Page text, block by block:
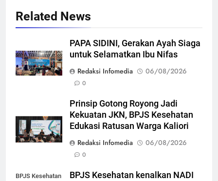
Related News
PAPA SIDINI, Gerakan Ayah Siaga
untuk Selamatkan Ibu Nifas
Redaksi Infomedia
06/08/2026
0
Prinsip Gotong Royong Jadi
Kekuatan JKN, BPJS Kesehatan
Edukasi Ratusan Warga Kaliori
Redaksi Infomedia
06/08/2026
0
BPJS Kesehatan
BPJS Kesehatan kenalkan NADI